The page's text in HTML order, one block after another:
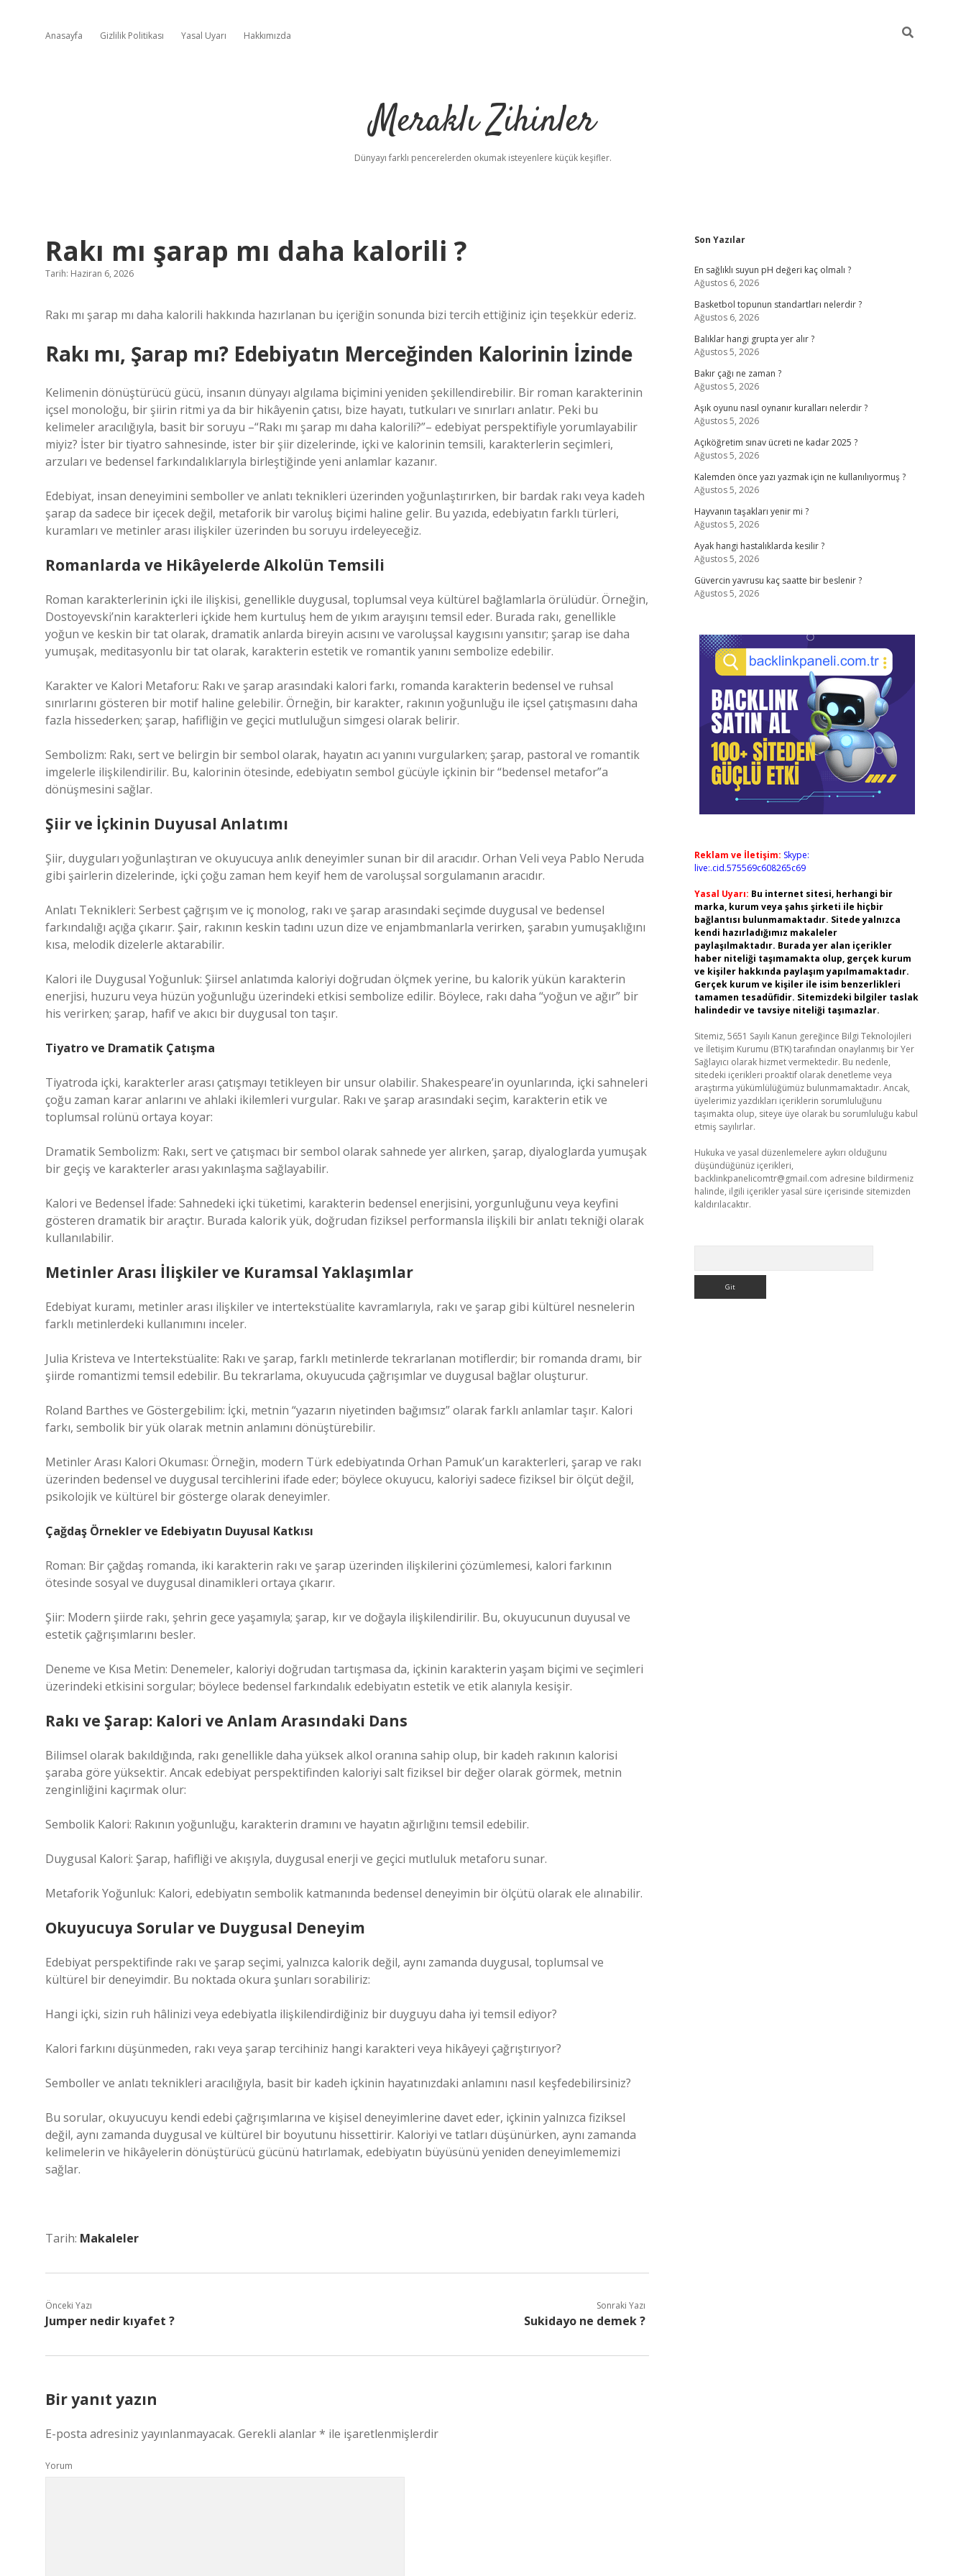
Anasayfa Gizlilik Politikası Yasal Uyarı Hakkımızda
Meraklı Zihinler
Dünyayı farklı pencerelerden okumak isteyenlere küçük keşifler.
Rakı mı şarap mı daha kalorili ?
Tarih: Haziran 6, 2026
Rakı mı şarap mı daha kalorili hakkında hazırlanan bu içeriğin sonunda bizi tercih ettiğiniz için teşekkür ederiz.
Rakı mı, Şarap mı? Edebiyatın Merceğinden Kalorinin İzinde
Kelimenin dönüştürücü gücü, insanın dünyayı algılama biçimini yeniden şekillendirebilir. Bir roman karakterinin
içsel monoloğu, bir şiirin ritmi ya da bir hikâyenin çatısı, bize hayatı, tutkuları ve sınırları anlatır. Peki bu
kelimeler aracılığıyla, basit bir soruyu –“Rakı mı şarap mı daha kalorili?”– edebiyat perspektifiyle yorumlayabilir
miyiz? İster bir tiyatro sahnesinde, ister bir şiir dizelerinde, içki ve kalorinin temsili, karakterlerin seçimleri,
arzuları ve bedensel farkındalıklarıyla birleştiğinde yeni anlamlar kazanır.
Edebiyat, insan deneyimini semboller ve anlatı teknikleri üzerinden yoğunlaştırırken, bir bardak rakı veya kadeh
şarap da sadece bir içecek değil, metaforik bir varoluş biçimi haline gelir. Bu yazıda, edebiyatın farklı türleri,
kuramları ve metinler arası ilişkiler üzerinden bu soruyu irdeleyeceğiz.
Romanlarda ve Hikâyelerde Alkolün Temsili
Roman karakterlerinin içki ile ilişkisi, genellikle duygusal, toplumsal veya kültürel bağlamlarla örülüdür. Örneğin,
Dostoyevski’nin karakterleri içkide hem kurtuluş hem de yıkım arayışını temsil eder. Burada rakı, genellikle
yoğun ve keskin bir tat olarak, dramatik anlarda bireyin acısını ve varoluşsal kaygısını yansıtır; şarap ise daha
yumuşak, meditasyonlu bir tat olarak, karakterin estetik ve romantik yanını sembolize edebilir.
Karakter ve Kalori Metaforu: Rakı ve şarap arasındaki kalori farkı, romanda karakterin bedensel ve ruhsal
sınırlarını gösteren bir motif haline gelebilir. Örneğin, bir karakter, rakının yoğunluğu ile içsel çatışmasını daha
fazla hissederken; şarap, hafifliğin ve geçici mutluluğun simgesi olarak belirir.
Sembolizm: Rakı, sert ve belirgin bir sembol olarak, hayatın acı yanını vurgularken; şarap, pastoral ve romantik
imgelerle ilişkilendirilir. Bu, kalorinin ötesinde, edebiyatın sembol gücüyle içkinin bir “bedensel metafor”a
dönüşmesini sağlar.
Şiir ve İçkinin Duyusal Anlatımı
Şiir, duyguları yoğunlaştıran ve okuyucuya anlık deneyimler sunan bir dil aracıdır. Orhan Veli veya Pablo Neruda
gibi şairlerin dizelerinde, içki çoğu zaman hem keyif hem de varoluşsal sorgulamanın aracıdır.
Anlatı Teknikleri: Serbest çağrışım ve iç monolog, rakı ve şarap arasındaki seçimde duygusal ve bedensel
farkındalığı açığa çıkarır. Şair, rakının keskin tadını uzun dize ve enjambmanlarla verirken, şarabın yumuşaklığını
kısa, melodik dizelerle aktarabilir.
Kalori ile Duygusal Yoğunluk: Şiirsel anlatımda kaloriyi doğrudan ölçmek yerine, bu kalorik yükün karakterin
enerjisi, huzuru veya hüzün yoğunluğu üzerindeki etkisi sembolize edilir. Böylece, rakı daha “yoğun ve ağır” bir
his verirken; şarap, hafif ve akıcı bir duygusal ton taşır.
Tiyatro ve Dramatik Çatışma
Tiyatroda içki, karakterler arası çatışmayı tetikleyen bir unsur olabilir. Shakespeare’in oyunlarında, içki sahneleri
çoğu zaman karar anlarını ve ahlaki ikilemleri vurgular. Rakı ve şarap arasındaki seçim, karakterin etik ve
toplumsal rolünü ortaya koyar:
Dramatik Sembolizm: Rakı, sert ve çatışmacı bir sembol olarak sahnede yer alırken, şarap, diyaloglarda yumuşak
bir geçiş ve karakterler arası yakınlaşma sağlayabilir.
Kalori ve Bedensel İfade: Sahnedeki içki tüketimi, karakterin bedensel enerjisini, yorgunluğunu veya keyfini
gösteren dramatik bir araçtır. Burada kalorik yük, doğrudan fiziksel performansla ilişkili bir anlatı tekniği olarak
kullanılabilir.
Metinler Arası İlişkiler ve Kuramsal Yaklaşımlar
Edebiyat kuramı, metinler arası ilişkiler ve intertekstüalite kavramlarıyla, rakı ve şarap gibi kültürel nesnelerin
farklı metinlerdeki kullanımını inceler.
Julia Kristeva ve Intertekstüalite: Rakı ve şarap, farklı metinlerde tekrarlanan motiflerdir; bir romanda dramı, bir
şiirde romantizmi temsil edebilir. Bu tekrarlama, okuyucuda çağrışımlar ve duygusal bağlar oluşturur.
Roland Barthes ve Göstergebilim: İçki, metnin “yazarın niyetinden bağımsız” olarak farklı anlamlar taşır. Kalori
farkı, sembolik bir yük olarak metnin anlamını dönüştürebilir.
Metinler Arası Kalori Okuması: Örneğin, modern Türk edebiyatında Orhan Pamuk’un karakterleri, şarap ve rakı
üzerinden bedensel ve duygusal tercihlerini ifade eder; böylece okuyucu, kaloriyi sadece fiziksel bir ölçüt değil,
psikolojik ve kültürel bir gösterge olarak deneyimler.
Çağdaş Örnekler ve Edebiyatın Duyusal Katkısı
Roman: Bir çağdaş romanda, iki karakterin rakı ve şarap üzerinden ilişkilerini çözümlemesi, kalori farkının
ötesinde sosyal ve duygusal dinamikleri ortaya çıkarır.
Şiir: Modern şiirde rakı, şehrin gece yaşamıyla; şarap, kır ve doğayla ilişkilendirilir. Bu, okuyucunun duyusal ve
estetik çağrışımlarını besler.
Deneme ve Kısa Metin: Denemeler, kaloriyi doğrudan tartışmasa da, içkinin karakterin yaşam biçimi ve seçimleri
üzerindeki etkisini sorgular; böylece bedensel farkındalık edebiyatın estetik ve etik alanıyla kesişir.
Rakı ve Şarap: Kalori ve Anlam Arasındaki Dans
Bilimsel olarak bakıldığında, rakı genellikle daha yüksek alkol oranına sahip olup, bir kadeh rakının kalorisi
şaraba göre yüksektir. Ancak edebiyat perspektifinden kaloriyi salt fiziksel bir değer olarak görmek, metnin
zenginliğini kaçırmak olur:
Sembolik Kalori: Rakının yoğunluğu, karakterin dramını ve hayatın ağırlığını temsil edebilir.
Duygusal Kalori: Şarap, hafifliği ve akışıyla, duygusal enerji ve geçici mutluluk metaforu sunar.
Metaforik Yoğunluk: Kalori, edebiyatın sembolik katmanında bedensel deneyimin bir ölçütü olarak ele alınabilir.
Okuyucuya Sorular ve Duygusal Deneyim
Edebiyat perspektifinde rakı ve şarap seçimi, yalnızca kalorik değil, aynı zamanda duygusal, toplumsal ve
kültürel bir deneyimdir. Bu noktada okura şunları sorabiliriz:
Hangi içki, sizin ruh hâlinizi veya edebiyatla ilişkilendirdiğiniz bir duyguyu daha iyi temsil ediyor?
Kalori farkını düşünmeden, rakı veya şarap tercihiniz hangi karakteri veya hikâyeyi çağrıştırıyor?
Semboller ve anlatı teknikleri aracılığıyla, basit bir kadeh içkinin hayatınızdaki anlamını nasıl keşfedebilirsiniz?
Bu sorular, okuyucuyu kendi edebi çağrışımlarına ve kişisel deneyimlerine davet eder, içkinin yalnızca fiziksel
değil, aynı zamanda duygusal ve kültürel bir boyutunu hissettirir. Kaloriyi ve tatları düşünürken, aynı zamanda
kelimelerin ve hikâyelerin dönüştürücü gücünü hatırlamak, edebiyatın büyüsünü yeniden deneyimlememizi
sağlar.
Tarih: Makaleler
Önceki Yazı
Jumper nedir kıyafet ?
Sonraki Yazı
Sukidayo ne demek ?
Bir yanıt yazın
E-posta adresiniz yayınlanmayacak. Gerekli alanlar* ile işaretlenmişlerdir
Yorum
Sidebar
Son Yazılar
En sağlıklı suyun pH değeri kaç olmalı ?
Ağustos 6, 2026
Basketbol topunun standartları nelerdir ?
Ağustos 6, 2026
Balıklar hangi grupta yer alır ?
Ağustos 5, 2026
Bakır çağı ne zaman ?
Ağustos 5, 2026
Aşık oyunu nasıl oynanır kuralları nelerdir ?
Ağustos 5, 2026
Açıköğretim sınav ücreti ne kadar 2025 ?
Ağustos 5, 2026
Kalemden önce yazı yazmak için ne kullanılıyormuş ?
Ağustos 5, 2026
Hayvanın taşakları yenir mi ?
Ağustos 5, 2026
Ayak hangi hastalıklarda kesilir ?
Ağustos 5, 2026
Güvercin yavrusu kaç saatte bir beslenir ?
Ağustos 5, 2026
Reklam ve İletişim: Skype:
live:.cid.575569c608265c69
Yasal Uyarı: Bu internet sitesi, herhangi bir
marka, kurum veya şahıs şirketi ile hiçbir
bağlantısı bulunmamaktadır. Sitede yalnızca
kendi hazırladığımız makaleler
paylaşılmaktadır. Burada yer alan içerikler
haber niteliği taşımamakta olup, gerçek kurum
ve kişiler hakkında paylaşım yapılmamaktadır.
Gerçek kurum ve kişiler ile isim benzerlikleri
tamamen tesadüfidir. Sitemizdeki bilgiler taslak
halindedir ve tavsiye niteliği taşımazlar.
Sitemiz, 5651 Sayılı Kanun gereğince Bilgi Teknolojileri
ve İletişim Kurumu (BTK) tarafından onaylanmış bir Yer
Sağlayıcı olarak hizmet vermektedir. Bu nedenle,
sitedeki içerikleri proaktif olarak denetleme veya
araştırma yükümlülüğümüz bulunmamaktadır. Ancak,
üyelerimiz yazdıkları içeriklerin sorumluluğunu
taşımakta olup, siteye üye olarak bu sorumluluğu kabul
etmiş sayılırlar.
Hukuka ve yasal düzenlemelere aykırı olduğunu
düşündüğünüz içerikleri,
backlinkpanelicomtr@gmail.com adresine bildirmeniz
halinde, ilgili içerikler yasal süre içerisinde sitemizden
kaldırılacaktır.